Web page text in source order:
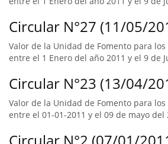
Circular N°27 (11/05/
Valor de la Unidad de Fomento para
entre el 1 Enero del año 2011 y el 9 de
Circular N°23 (13/04/
Valor de la Unidad de Fomento para
entre el 01-01-2011 y el 09 de mayo del